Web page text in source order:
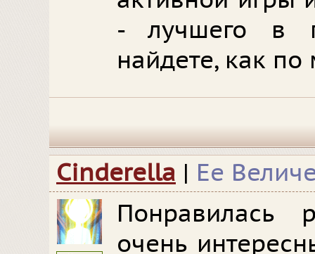
- лучшего в
найдете, как по
Cinderella | Ее
Понравилась
очень